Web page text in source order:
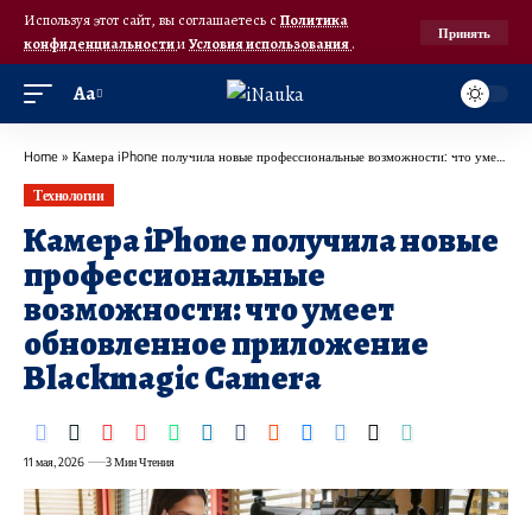
Используя этот сайт, вы соглашаетесь с Политика
конфиденциальностииУсловия использования.
Принять
Аа
Home » Камера iPhone получила новые профессиональные возможности: что умеет обновленное приложение Blackmagic Camera
Технологии
Камера iPhone получила новые
профессиональные
возможности: что умеет
обновленное приложение
Blackmagic Camera
11 мая, 2026 3 Мин Чтения